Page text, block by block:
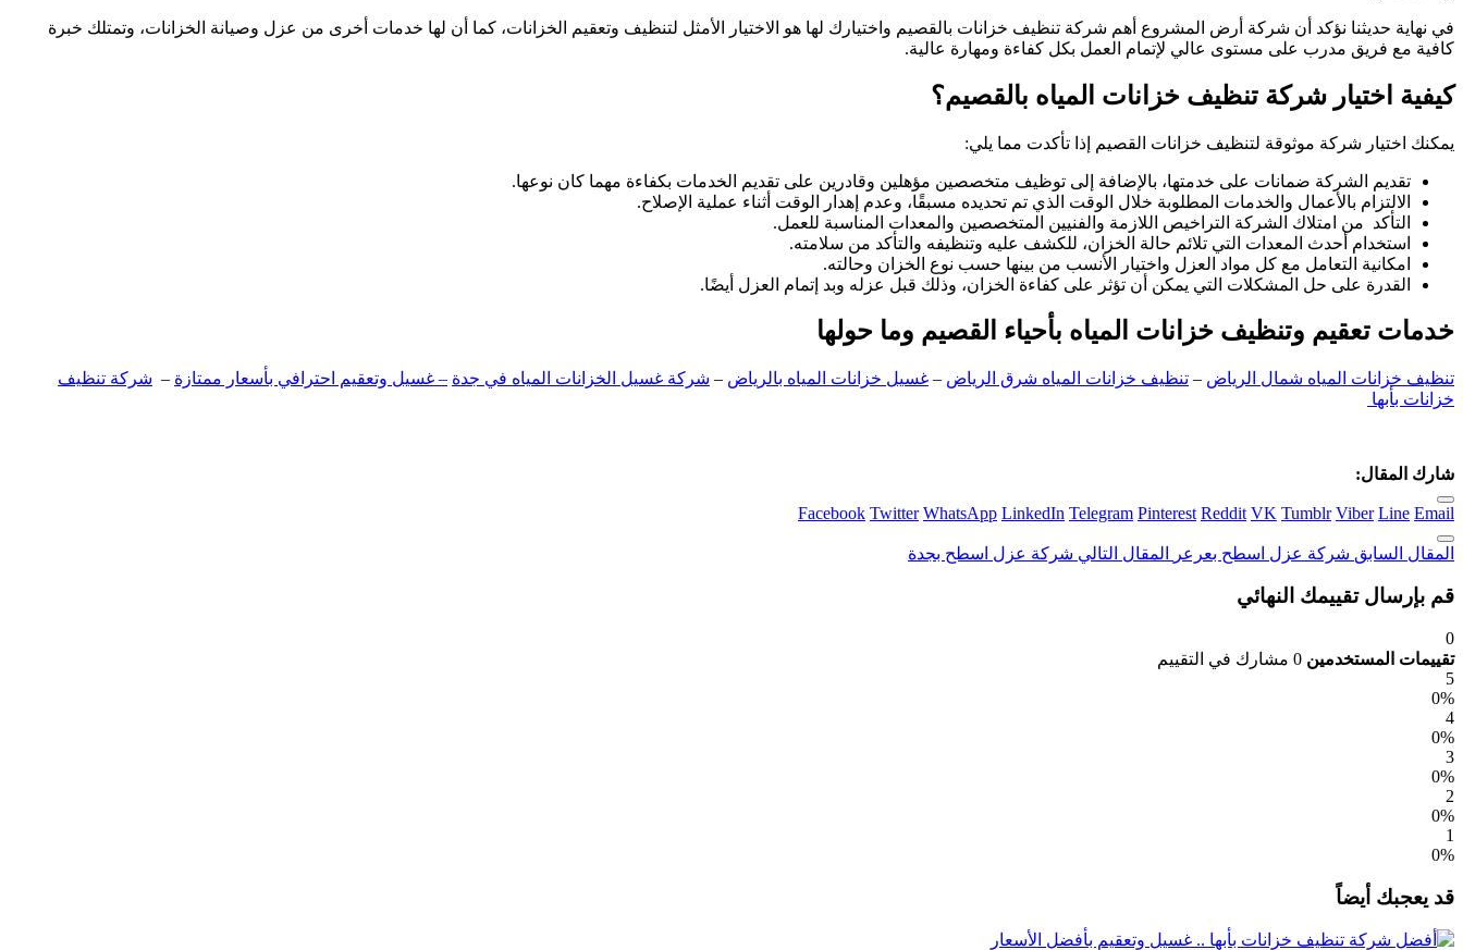
في نهاية حديثنا نؤكد أن شركة أرض المشروع أهم شركة تنظيف خزانات بالقصيم واختيارك لها هو الاختيار الأمثل لتنظيف وتعقيم الخزانات، كما أن لها خدمات أخرى من عزل وصيانة الخزانات، وتمتلك خبرة
كافية مع فريق مدرب على مستوى عالي لإتمام العمل بكل كفاءة ومهارة عالية.
كيفية اختيار شركة تنظيف خزانات المياه بالقصيم؟
يمكنك اختيار شركة موثوقة لتنظيف خزانات القصيم إذا تأكدت مما يلي:
تقديم الشركة ضمانات على خدمتها، بالإضافة إلى توظيف متخصصين مؤهلين وقادرين على تقديم الخدمات بكفاءة مهما كان نوعها.
الالتزام بالأعمال والخدمات المطلوبة خلال الوقت الذي تم تحديده مسبقًا، وعدم إهدار الوقت أثناء عملية الإصلاح.
التأكد من امتلاك الشركة التراخيص اللازمة والفنيين المتخصصين والمعدات المناسبة للعمل.
استخدام أحدث المعدات التي تلائم حالة الخزان، للكشف عليه وتنظيفه والتأكد من سلامته.
امكانية التعامل مع كل مواد العزل واختيار الأنسب من بينها حسب نوع الخزان وحالته.
القدرة على حل المشكلات التي يمكن أن تؤثر على كفاءة الخزان، وذلك قبل عزله وبد إتمام العزل أيضًا.
خدمات تعقيم وتنظيف خزانات المياه بأحياء القصيم وما حولها
تنظيف خزانات المياه شمال الرياض – تنظيف خزانات المياه شرق الرياض – غسيل خزانات المياه بالرياض – شركة غسيل الخزانات المياه في جدة – غسيل وتعقيم احترافي بأسعار ممتازة – شركة تنظيف
خزانات بأبها
شارك المقال:
Facebook Twitter WhatsApp LinkedIn Telegram Pinterest Reddit VK Tumblr Viber Line Email
المقال السابق شركة عزل اسطح بعرعر المقال التالي شركة عزل اسطح بجدة
قم بإرسال تقييمك النهائي
0
تقييمات المستخدمين 0 مشارك في التقييم
5
0%
4
0%
3
0%
2
0%
1
0%
قد يعجبك أيضاً